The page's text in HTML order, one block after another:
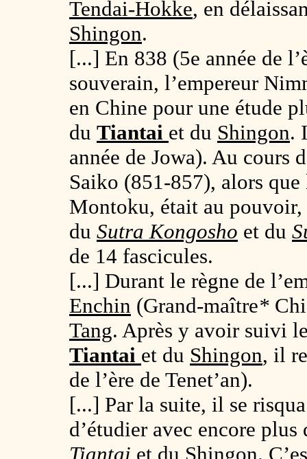
Tendai-Hokke, en
Shingon.
[...] En 838 (5e année de
souverain, l’empereur
en Chine pour une étude
du Tiantai et du Shingon.
année de Jowa). Au cours
Saiko (851-857), alors
Montoku, était au pouvoir,
du Sutra Kongosho et du
de 14 fascicules.
[...] Durant le règne de
Enchin (Grand-maître*
Tang. Après y avoir suivi
Tiantai et du Shingon, il
de l’ère de Tenet’an).
[...] Par la suite, il se
d’étudier avec encore
Tiantai et du Shingon.